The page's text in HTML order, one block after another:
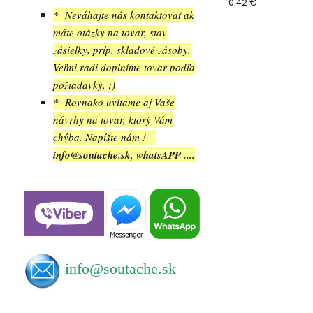
* Neváhajte nás kontaktovať ak
máte otázky na tovar, stav
zásielky, príp. skladové zásoby.
Veľmi radi doplníme tovar podľa
požiadavky. :)
* Rovnako uvítame aj Vaše
návrhy na tovar, ktorý Vám
chýba. Napíšte nám !
info@soutache.sk, whatsAPP ....
info@soutache.sk